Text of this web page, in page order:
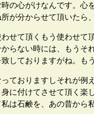
の心がけなんです。心
が分からせて頂いたら
せて頂くもう使わせて
らない時には、もうそ
致しておりますがね。も
ておりますしそれが例
に付けてさせて頂く
は石鹸を、あの昔から